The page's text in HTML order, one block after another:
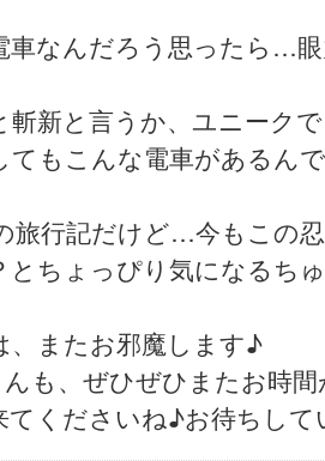
車なんだろう思ったら…
斬新と言うか、ユニーク
てもこんな電車があるん
旅行記だけど…今もこの
とちょっぴり気になるち
、またお邪魔します♪
も、ぜひぜひまたお時
てくださいね♪お待ちして